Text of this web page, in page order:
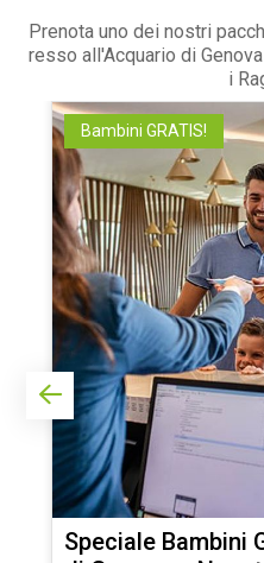
Prenota uno dei nostri
resso all'Acquario di Genova
i
Bambini GRATIS!
Speciale Bambini